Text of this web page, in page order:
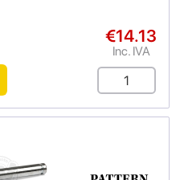
€14.13
Inc. IVA